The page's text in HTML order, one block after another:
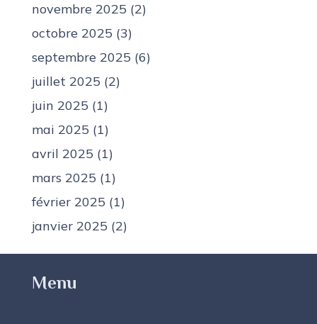
novembre 2025 (2)
octobre 2025 (3)
septembre 2025 (6)
juillet 2025 (2)
juin 2025 (1)
mai 2025 (1)
avril 2025 (1)
mars 2025 (1)
février 2025 (1)
janvier 2025 (2)
Menu